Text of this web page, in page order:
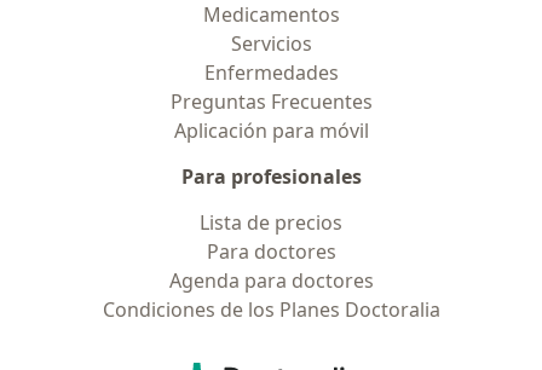
Medicamentos
Servicios
Enfermedades
Preguntas Frecuentes
Aplicación para móvil
Para profesionales
Lista de precios
Para doctores
Agenda para doctores
Condiciones de los Planes Doctoralia